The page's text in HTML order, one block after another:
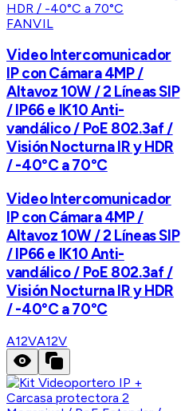
FANVIL
Video Intercomunicador
IP con Cámara 4MP /
Altavoz 10W / 2 Líneas SIP
/ IP66 e IK10 Anti-
vandálico / PoE 802.3af /
Visión Nocturna IR y HDR
/ -40°C a 70°C
Video Intercomunicador
IP con Cámara 4MP /
Altavoz 10W / 2 Líneas SIP
/ IP66 e IK10 Anti-
vandálico / PoE 802.3af /
Visión Nocturna IR y HDR
/ -40°C a 70°C
A12VA12V